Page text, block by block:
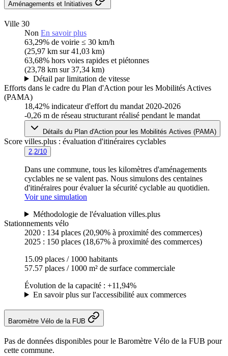
Aménagements et Initiatives
Ville 30
Non En savoir plus
63,29% de voirie ≤ 30 km/h
(25,97 km sur 41,03 km)
63,68% hors voies rapides et piétonnes
(23,78 km sur 37,34 km)
Détail par limitation de vitesse
Efforts dans le cadre du Plan d'Action pour les Mobilités Actives
(PAMA)
18,42% indicateur d'effort du mandat 2020-2026
-0,26 m de réseau structurant réalisé pendant le mandat
Détails du Plan d'Action pour les Mobilités Actives (PAMA)
Score villes.plus : évaluation d'itinéraires cyclables
2,2/10
Dans une commune, tous les kilomètres d'aménagements
cyclables ne se valent pas. Nous simulons des centaines
d'itinéraires pour évaluer la sécurité cyclable au quotidien.
Voir une simulation
Méthodologie de l'évaluation villes.plus
Stationnements vélo
2020 : 134 places (20,90% à proximité des commerces)
2025 : 150 places (18,67% à proximité des commerces)
15.09 places / 1000 habitants
57.57 places / 1000 m² de surface commerciale
Évolution de la capacité : +11,94%
En savoir plus sur l'accessibilité aux commerces
Baromètre Vélo de la FUB
Pas de données disponibles pour le Baromètre Vélo de la FUB pour
cette commune.